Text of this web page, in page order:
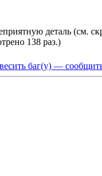
деталь (см.
138 раз.)
баг(у) —